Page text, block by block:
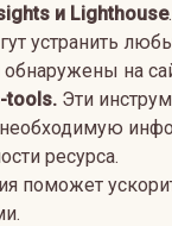
и Lighthouse
устранить
на
tools. Эти
ресурса.
поможет